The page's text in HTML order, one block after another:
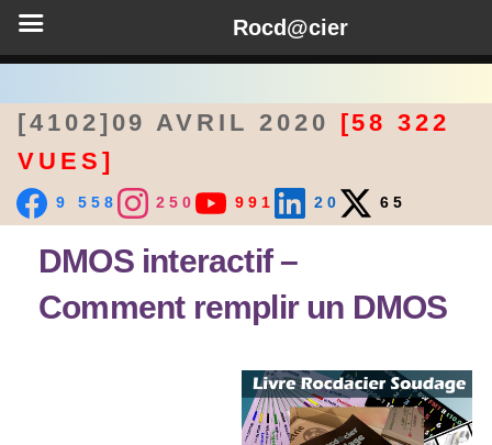
[4102]09 AVRIL 2020 [58 322
VUES]
9 558 250 991 20 65
DMOS interactif –
Comment remplir un DMOS
Rocd@cier